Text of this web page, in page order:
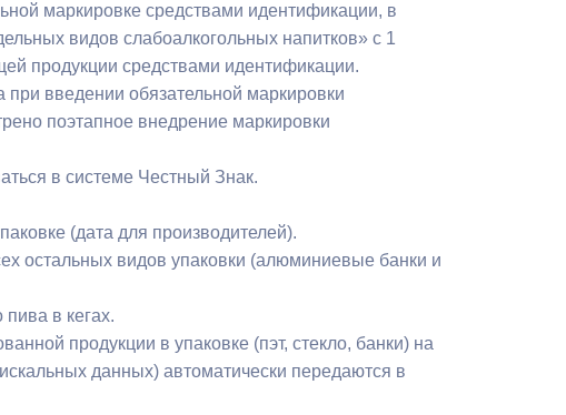
маркировке средствами идентификации, в
видов слабоалкогольных напитков» с 1
продукции средствами идентификации.
введении обязательной маркировки
поэтапное внедрение маркировки
в системе Честный Знак.
(дата для производителей).
остальных видов упаковки (алюминиевые банки и
в кегах.
продукции в упаковке (пэт, стекло, банки) на
данных) автоматически передаются в